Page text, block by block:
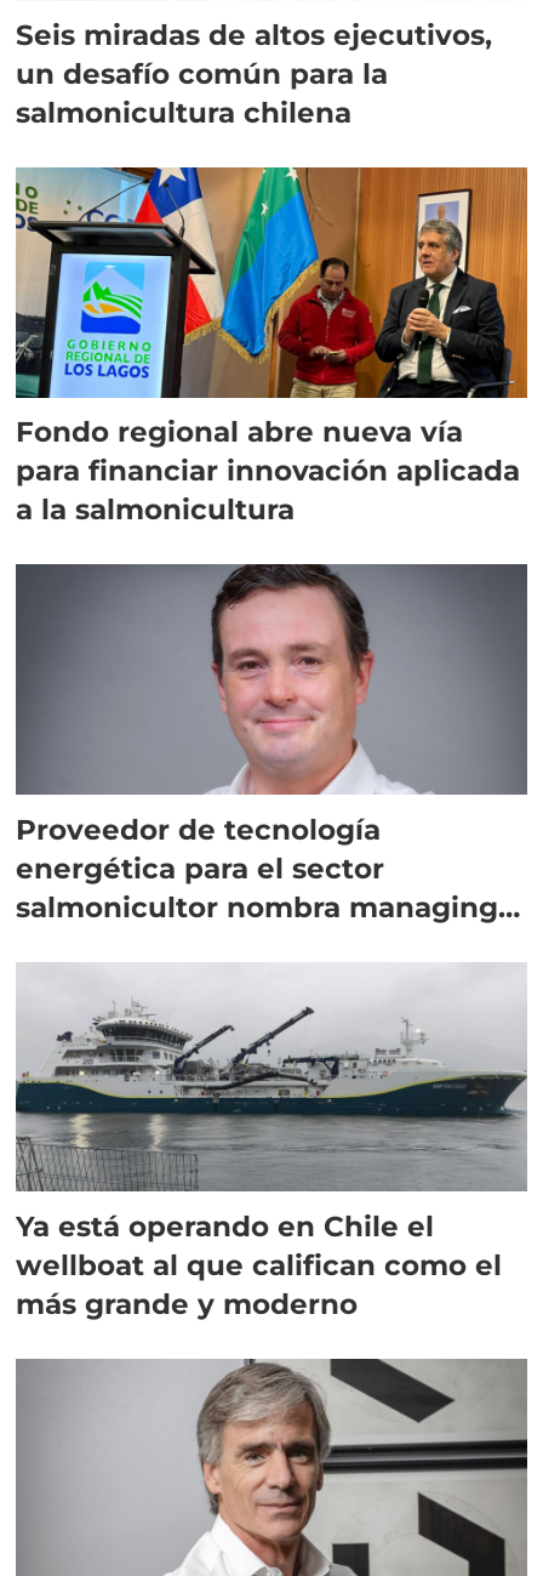
Seis miradas de altos ejecutivos,
un desafío común para la
salmonicultura chilena
Fondo regional abre nueva vía
para financiar innovación aplicada
a la salmonicultura
Proveedor de tecnología
energética para el sector
salmonicultor nombra managing
Ya está operando en Chile el
wellboat al que califican como el
más grande y moderno